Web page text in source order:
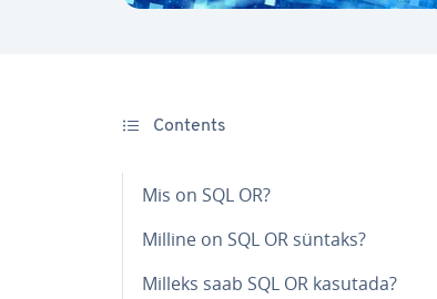
Contents
Mis on SQL OR?
Milline on SQL OR süntaks?
Milleks saab SQL OR kasutada?